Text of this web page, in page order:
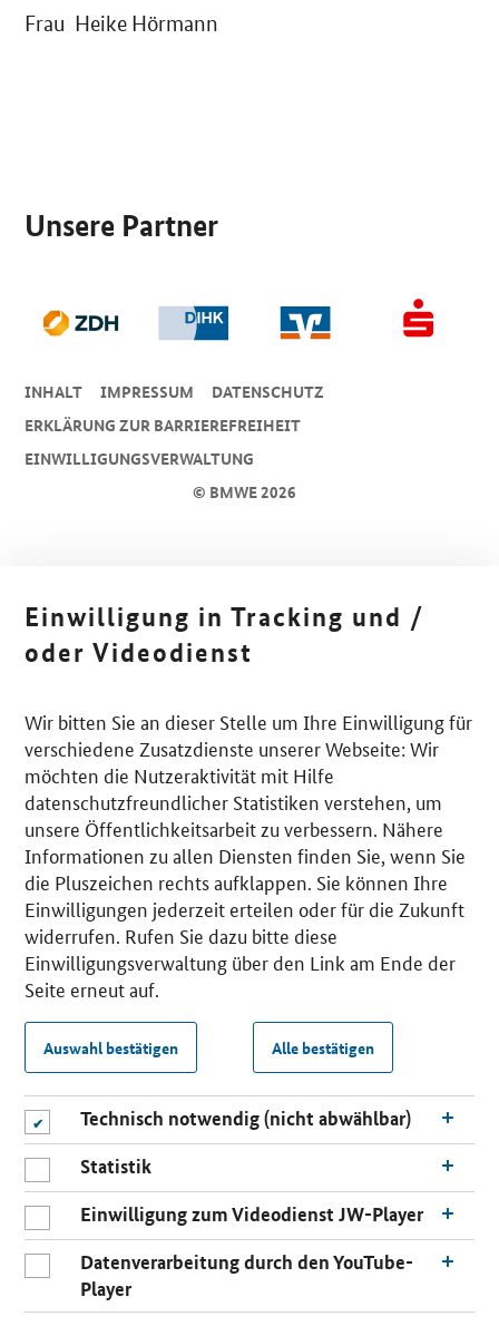
Frau Heike Hörmann
Unsere Partner
© BMWE 2026
INHALT IMPRESSUM
DA­TEN­SCHUTZ
ERKLÄRUNG ZUR BARRIEREFREIHEIT
EINWILLIGUNGSVERWALTUNG
Einwilligung in Tracking und /
oder Videodienst
Wir bitten Sie an dieser Stelle um Ihre Einwilligung für
verschiedene Zusatzdienste unserer Webseite: Wir
möchten die Nutzeraktivität mit Hilfe
datenschutzfreundlicher Statistiken verstehen, um
unsere Öffentlichkeitsarbeit zu verbessern. Nähere
Informationen zu allen Diensten finden Sie, wenn Sie
die Pluszeichen rechts aufklappen. Sie können Ihre
Einwilligungen jederzeit erteilen oder für die Zukunft
widerrufen. Rufen Sie dazu bitte diese
Einwilligungsverwaltung über den Link am Ende der
Seite erneut auf.
Auswahl bestätigen Alle bestätigen
Technisch notwendig (nicht abwählbar)
Statistik
Einwilligung zum Videodienst JW-Player
Datenverarbeitung durch den YouTube-
Player